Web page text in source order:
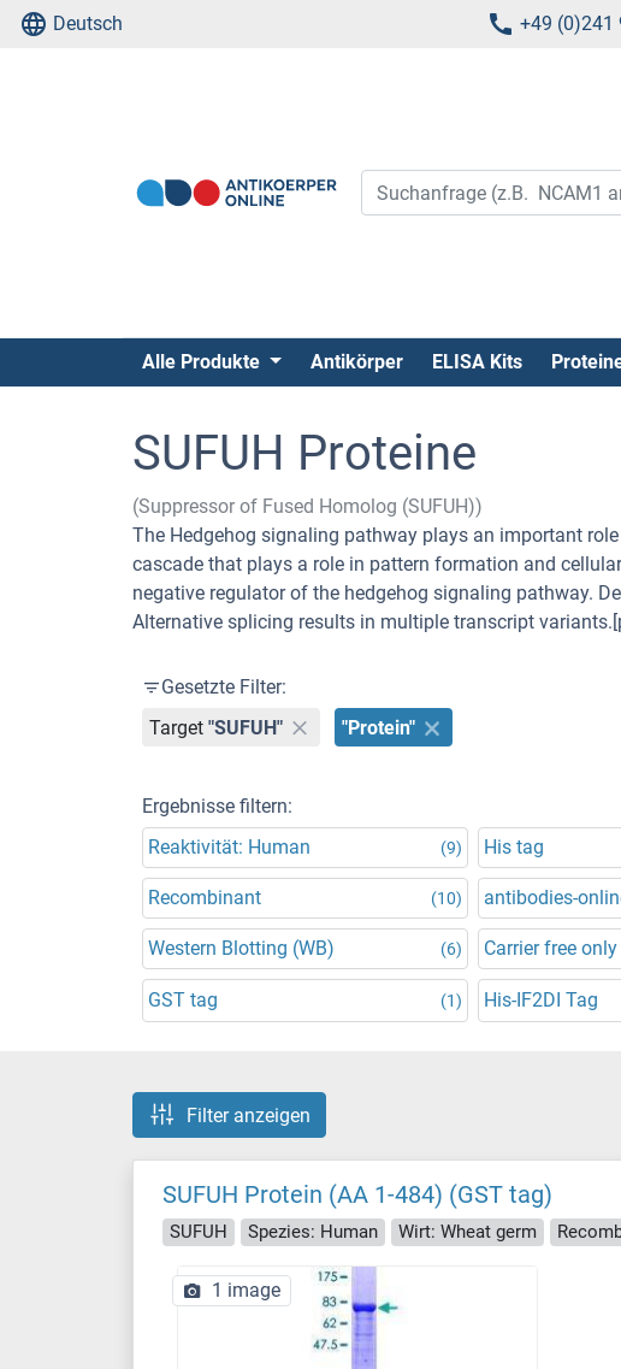
Deutsch +49 (0)241
Alle Produkte Antikörper ELISA Kits
SUFUH Proteine
(Suppressor of Fused Homolog (SUFUH))
The Hedgehog signaling pathway plays an important
cascade that plays a role in pattern formation and
negative regulator of the hedgehog signaling pathway.
Alternative splicing results in multiple transcript
Gesetzte Filter:
Target "SUFUH" "Protein"
Ergebnisse filtern:
Reaktivität: Human
(9) His tag
Recombinant (10) antibodies-
Western Blotting (WB) (6) Carrier free only
GST tag (1) His-IF2DI Tag
Filter anzeigen
SUFUH Protein (AA 1-484) (GST tag)
SUFUH Spezies: Human Wirt: Wheat germ
1 image